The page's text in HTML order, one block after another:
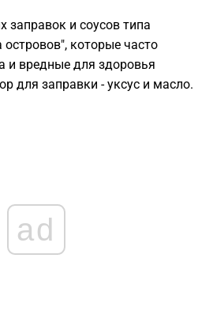
заправок и соусов типа
которые часто
и вредные для здоровья
для заправки - уксус и масло.
ad